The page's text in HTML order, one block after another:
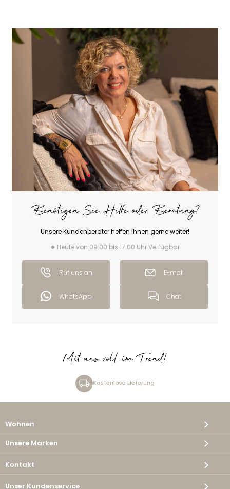
Benötigen Sie Hilfe oder Beratung?
Unsere Kundenberater helfen Ihnen gerne weiter!
Heute von 09:00 bis 17:00 Uhr Verfügbar
Ruf uns an E-mail
WhatsApp Chat
Mit uns voll im Trend!
Kostenlose Lieferung
Wohnen
Unsere Marken
Kontakt
Unser Kundenservice